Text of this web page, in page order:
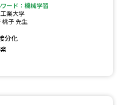
ード：機械学習
業大学
桃子 先生
分化